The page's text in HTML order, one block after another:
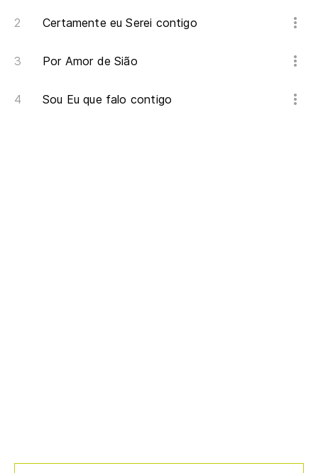
Certamente eu Serei contigo
Por Amor de Sião
Sou Eu que falo contigo